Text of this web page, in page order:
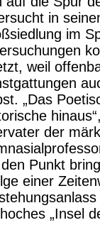
in
im
weil
„Das
der
Punkt
einer
„Insel